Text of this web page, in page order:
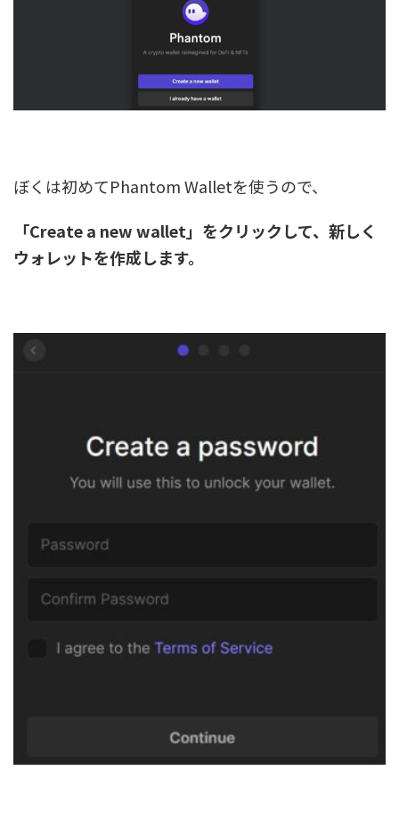
ぼくは初めてPhantom Walletを使うので、
「Create a new wallet」をクリックして、新しく
ウォレットを作成します。